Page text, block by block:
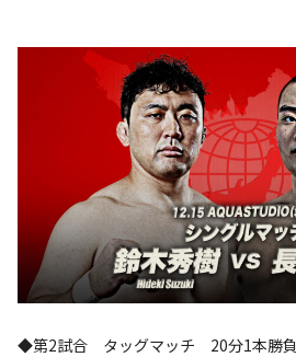
◆第2試合 タッグマッチ 20分1本勝負